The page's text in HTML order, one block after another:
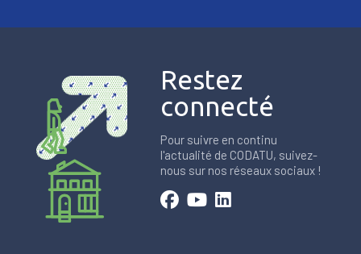
Restez
connecté
Pour suivre en continu
l'actualité de CODATU, suivez-
nous sur nos réseaux sociaux !